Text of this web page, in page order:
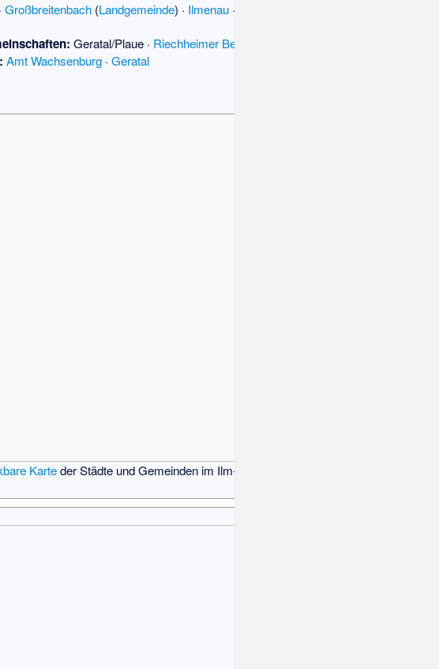
Großbreitenbach(Landgemeinde) · Ilmenau·
Geratal/Plaue· Riechheimer Berg
Amt Wachsenburg· Geratal
Karteder Städte und Gemeinden im Ilm-Kreis